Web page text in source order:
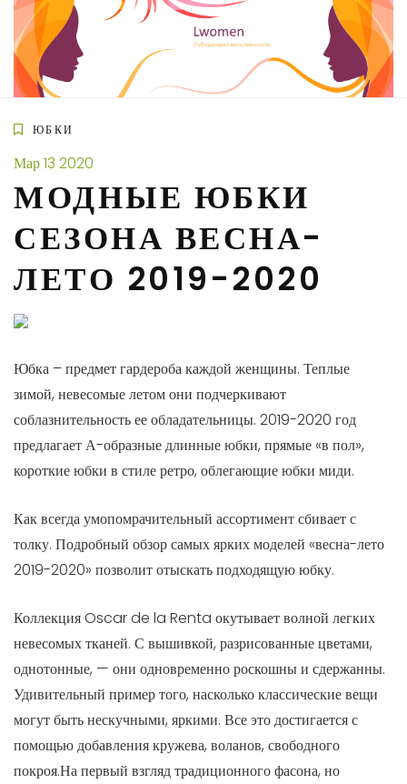
Skip
content
ЮБКИ
Мар13 2020
МОДНЫЕ ЮБКИ
СЕЗОНА ВЕСНА-
ЛЕТО 2019-2020
Юбка – предмет гардероба каждой женщины. Теплые
зимой, невесомые летом они подчеркивают
соблазнительность ее обладательницы. 2019-2020 год
предлагает А-образные длинные юбки, прямые «в пол»,
короткие юбки в стиле ретро, облегающие юбки миди.
Как всегда умопомрачительный ассортимент сбивает с
толку. Подробный обзор самых ярких моделей «весна-лето
2019-2020» позволит отыскать подходящую юбку.
Коллекция Oscar de la Renta окутывает волной легких
невесомых тканей. С вышивкой, разрисованные цветами,
однотонные, — они одновременно роскошны и сдержанны.
Удивительный пример того, насколько классические вещи
могут быть нескучными, яркими. Все это достигается с
помощью добавления кружева, воланов, свободного
покроя.На первый взгляд традиционного фасона, но